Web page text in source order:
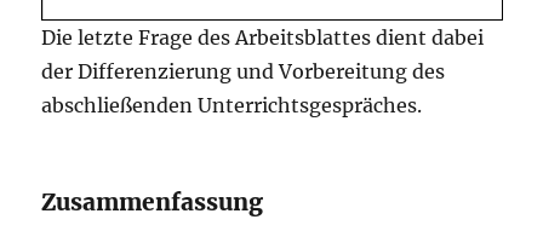
Die letzte Frage des Arbeitsblattes dient dabei
der Differenzierung und Vorbereitung des
abschließenden Unterrichtsgespräches.
Zusammenfassung